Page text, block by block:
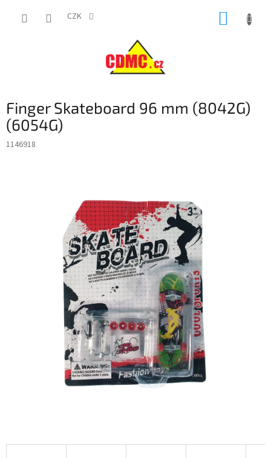
CZK
Finger Skateboard 96 mm (8042G)
(6054G)
1146918